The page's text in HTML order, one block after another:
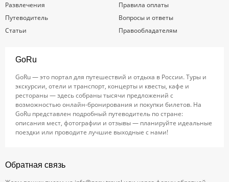
Развлечения
Путеводитель
Статьи
Правила оплаты
Вопросы и ответы
Правообладателям
GoRu
GoRu — это портал для путешествий и отдыха в России. Туры и
экскурсии, отели и транспорт, концерты и квесты, кафе и
рестораны — здесь собраны тысячи предложений с
возможностью онлайн-бронирования и покупки билетов. На
GoRu представлен подробный путеводитель по стране:
описания мест, фотографии и отзывы — планируйте идеальные
поездки или проводите лучшие выходные с нами!
Обратная связь